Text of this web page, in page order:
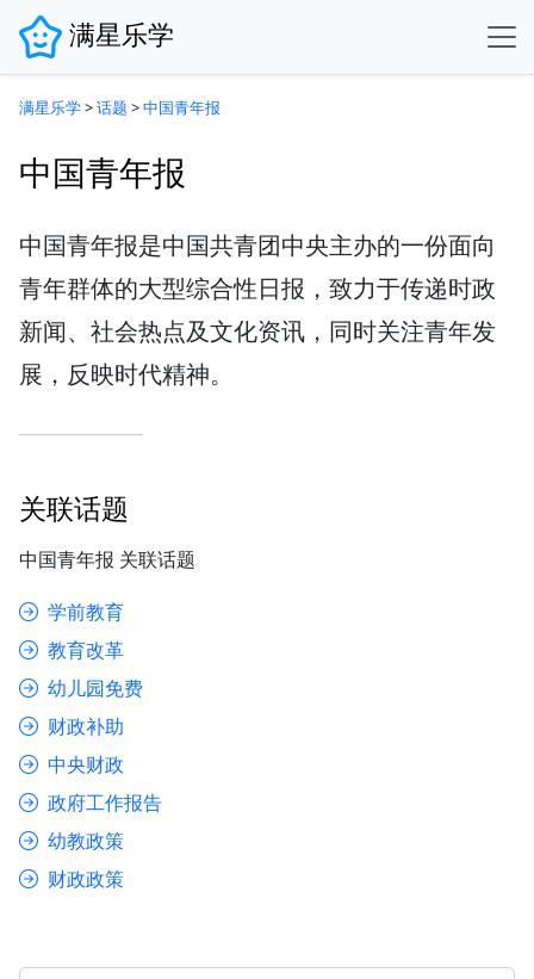
满星乐学
满星乐学>话题 >中国青年报
中国青年报
中国青年报是中国共青团中央主办的一份面向
青年群体的大型综合性日报，致力于传递时政
新闻、社会热点及文化资讯，同时关注青年发
展，反映时代精神。
关联话题
中国青年报 关联话题
学前教育
教育改革
幼儿园免费
财政补助
中央财政
政府工作报告
幼教政策
财政政策